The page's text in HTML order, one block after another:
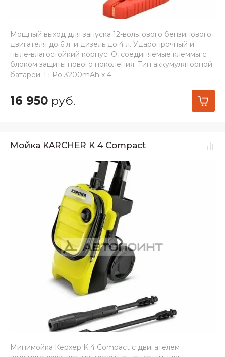
Мощный выход для запуска 12-вольтового бензинового
двигателя до 6 л. и дизель до 4 л. Ударопрочный и
пыле-влагостойкий корпус. Отсоединяемые клеммы с
блоком защиты нового поколения. Тип аккумуляторной
батареи: Li-Po 3200mAh x 4
16 950 руб.
Мойка KARCHER K 4 Compact
Минимойка Керхер K 4 Compact с двигателем